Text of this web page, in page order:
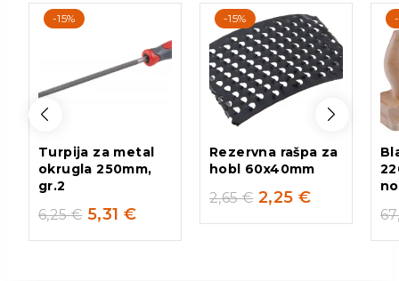
-15%
Turpija za metal
okrugla 250mm,
gr.2
6,25€ 5,31 €
-15%
Rezervna rašpa za
hobl 60x40mm
2,65€ 2,25 €